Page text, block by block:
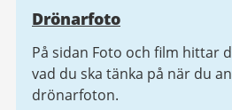
Drönarfoto
På sidan Foto och film hittar
vad du ska tänka på när du
drönarfoton.